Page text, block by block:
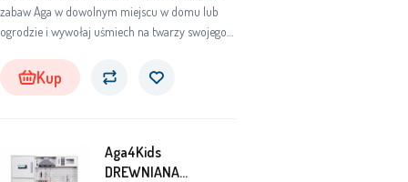
zabaw Aga w dowolnym miejscu w domu lub
ogrodzie i wywołaj uśmiech na twarzy swojego
położyć kres zabawie na świeżym powietrzu, ale
prawie nic nie stoi na przeszkodzie zabawie w
Kup
Aga4Kids
DREWNIANA